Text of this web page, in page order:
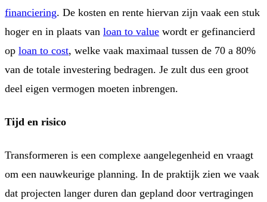
financiering. De kosten en rente hiervan zijn vaak een stuk
hoger en in plaats van loan to value wordt er gefinancierd
op loan to cost, welke vaak maximaal tussen de 70 a 80%
van de totale investering bedragen. Je zult dus een groot
deel eigen vermogen moeten inbrengen.
Tijd en risico
Transformeren is een complexe aangelegenheid en vraagt
om een nauwkeurige planning. In de praktijk zien we vaak
dat projecten langer duren dan gepland door vertragingen